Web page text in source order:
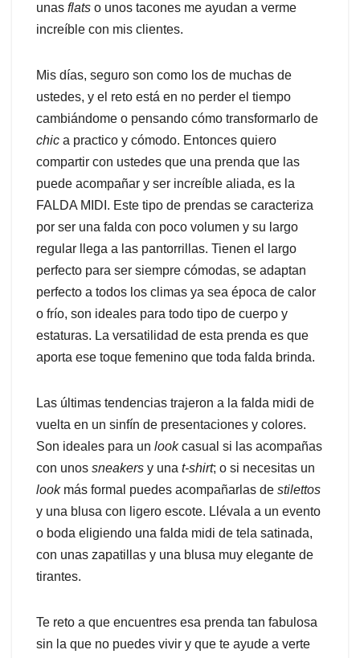
unas flats o unos tacones me ayudan a verme
increíble con mis clientes.
Mis días, seguro son como los de muchas de
ustedes, y el reto está en no perder el tiempo
cambiándome o pensando cómo transformarlo de
chic a practico y cómodo. Entonces quiero
compartir con ustedes que una prenda que las
puede acompañar y ser increíble aliada, es la
FALDA MIDI. Este tipo de prendas se caracteriza
por ser una falda con poco volumen y su largo
regular llega a las pantorrillas. Tienen el largo
perfecto para ser siempre cómodas, se adaptan
perfecto a todos los climas ya sea época de calor
o frío, son ideales para todo tipo de cuerpo y
estaturas. La versatilidad de esta prenda es que
aporta ese toque femenino que toda falda brinda.
Las últimas tendencias trajeron a la falda midi de
vuelta en un sinfín de presentaciones y colores.
Son ideales para un lookcasual si las acompañas
con unos sneakers y una t-shirt; o si necesitas un
lookmás formal puedes acompañarlas de stilettos
y una blusa con ligero escote. Llévala a un evento
o boda eligiendo una falda midi de tela satinada,
con unas zapatillas y una blusa muy elegante de
tirantes.
Te reto a que encuentres esa prenda tan fabulosa
sin la que no puedes vivir y que te ayude a verte